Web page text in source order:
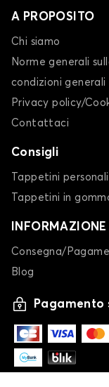
A PROPOSITO
Chi siamo
Norme generali
condizioni
Privacy policy/
Contattaci
Consigli
Tappetini
Tappetini in
INFORMAZIONE
Consegna/
Blog
Pagamento